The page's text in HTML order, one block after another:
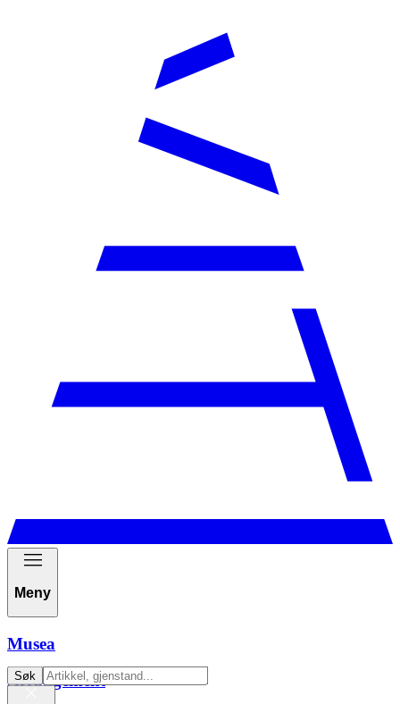
Meny
Musea
Arrangement
Søk